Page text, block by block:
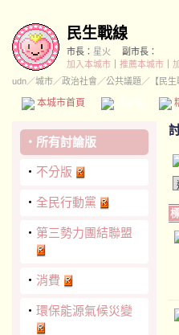
民生戰線
市長： 星火
副市長：
加入本城市
推薦本城市
udn／城市／政治社會 ／公共議題 ／ 【民
本城市首頁
‧ 所有討論版
‧ 不分版
‧ 全民行動黨
‧ 第三勢力團結聯盟
‧ 消費
‧ 環保能源氣候災變